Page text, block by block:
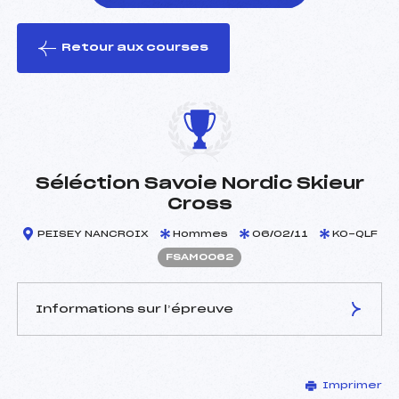
le ski
Retour aux courses
Séléction Savoie Nordic Skieur
Cross
PEISEY NANCROIX Hommes 06/02/11 KO-QLF
FSAM0062
Informations sur l’épreuve
FROSSARD CHRISTIAN
Imprimer